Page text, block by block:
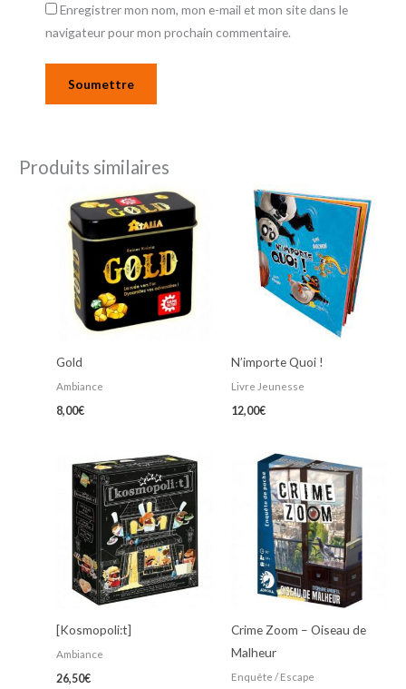
Enregistrer mon nom, mon e-mail et mon site dans le
navigateur pour mon prochain commentaire.
Produits similaires
Gold
Ambiance
8,00€
N’importe Quoi !
Livre Jeunesse
12,00€
[Kosmopoli:t]
Ambiance
26,50€
Crime Zoom – Oiseau de
Malheur
Enquête / Escape